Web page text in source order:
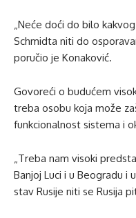
„Neće doći do bilo
Schmidta niti do
poručio je Konaković.
Govoreći o budućem
treba osobu koja može
funkcionalnost sistema i
„Treba nam visoki
Banjoj Luci i u Beogradu i
stav Rusije niti se Rusija